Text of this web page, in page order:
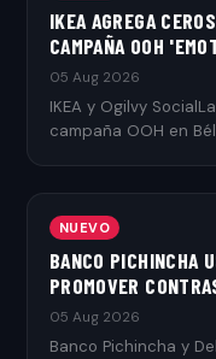
IKEA AGREGA
CAMPAÑA OOH
05 Aug 2026
IKEA y Ogilvy
campaña OOH en
NUEVO
BANCO PICHINCHA
PROMOVER
05 Aug 2026
Banco Pichincha y